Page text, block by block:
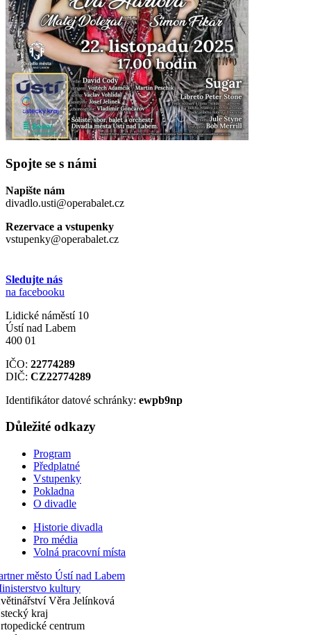
Spojte se s námi
Napište nám
divadlo.usti@operabalet.cz
Rezervace a vstupenky
vstupenky@operabalet.cz
Sledujte nás
na facebooku
Lidické náměstí 10
Ústí nad Labem
400 01
IČO: 22774289
DIČ: CZ22774289
Identifikátor datové schránky: ewpb9np
Důležité odkazy
Program
Předplatné
Vstupenky
Pokladna
O divadle
Historie divadla
Pro média
Volná pracovní místa